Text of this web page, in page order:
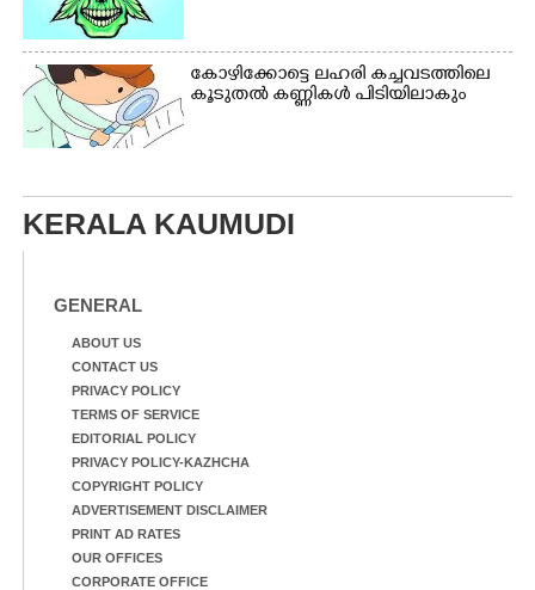
കോഴിക്കോട്ടെ ലഹരി കച്ചവടത്തിലെ
കൂടുതൽ കണ്ണികൾ പിടിയിലാകും
KERALA KAUMUDI
GENERAL
ABOUT US
CONTACT US
PRIVACY POLICY
TERMS OF SERVICE
EDITORIAL POLICY
PRIVACY POLICY-KAZHCHA
COPYRIGHT POLICY
ADVERTISEMENT DISCLAIMER
PRINT AD RATES
OUR OFFICES
CORPORATE OFFICE